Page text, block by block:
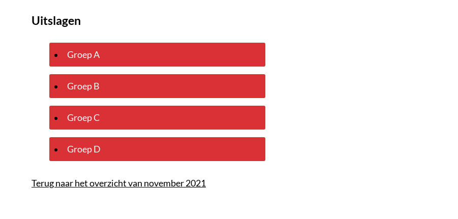
Uitslagen
Groep A
Groep B
Groep C
Groep D
Terug naar het overzicht van november 2021